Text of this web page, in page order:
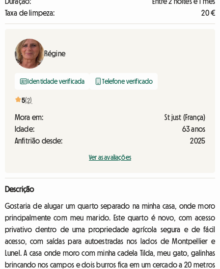
Taxa de limpeza:
20 €
Régine
Identidade verificada Telefone verificado
5(2)
Mora em:
St just (França)
Idade:
63 anos
Anfitrião desde:
2025
Ver as avaliações
Descrição
Gostaria de alugar um quarto separado na minha casa, onde moro
principalmente com meu marido. Este quarto é novo, com acesso
privativo dentro de uma propriedade agrícola segura e de fácil
acesso, com saídas para autoestradas nos lados de Montpellier e
Lunel. A casa onde moro com minha cadela Tilda, meu gato, galinhas
brincando nos campos e dois burros fica em um cercado a 20 metros